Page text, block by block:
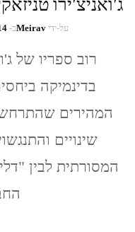
על-ידיMeiravב-14
רוב ספריו של
בדינמיקה
שינויים
המסורתית לבין